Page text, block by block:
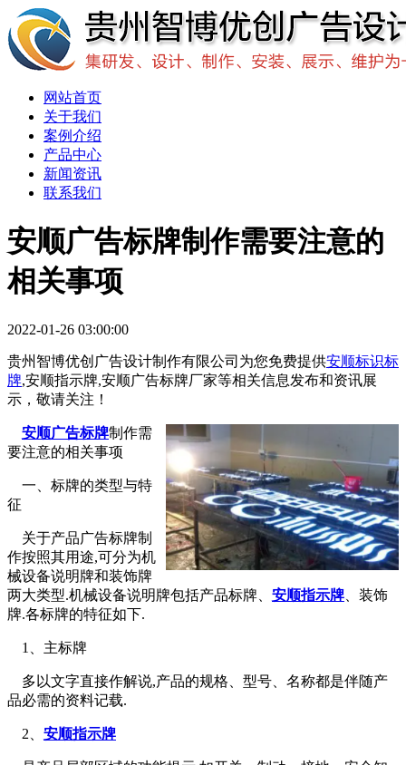
网站首页
关于我们
案例介绍
产品中心
新闻资讯
联系我们
安顺广告标牌制作需要注意的
相关事项
2022-01-26 03:00:00
贵州智博优创广告设计制作有限公司为您免费提供安顺标识标
牌,安顺指示牌,安顺广告标牌厂家等相关信息发布和资讯展
示，敬请关注！
安顺广告标牌制作需
要注意的相关事项
一、标牌的类型与特
征
关于产品广告标牌制
作按照其用途,可分为机
械设备说明牌和装饰牌
两大类型.机械设备说明牌包括产品标牌、 安顺指示牌 、装饰
牌.各标牌的特征如下.
1、主标牌
多以文字直接作解说,产品的规格、型号、名称都是伴随产
品必需的资料记载.
2、 安顺指示牌